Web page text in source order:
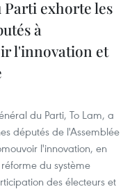
Parti exhorte les
à
l'innovation et
du Parti, To Lam, a
députés de l'Assemblée
l'innovation, en
du système
des électeurs et